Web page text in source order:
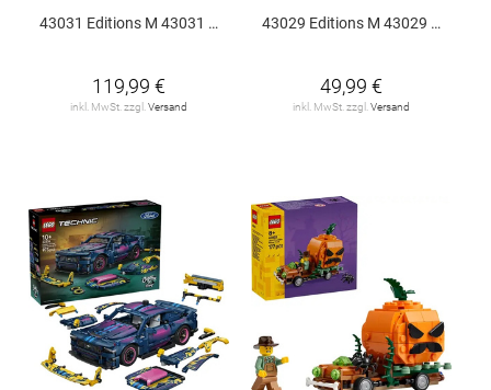
43031 Editions M 43031 V29
119,99 €
inkl. MwSt. zzgl. Versand
43029 Editions M 43029 V29
49,99 €
inkl. MwSt. zzgl. Versand